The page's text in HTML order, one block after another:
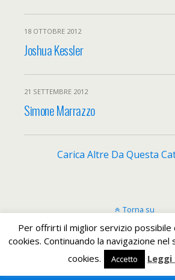
18 OTTOBRE 2012
Joshua Kessler
21 SETTEMBRE 2012
Simone Marrazzo
Carica Altre Da Questa
Torna su
Dispositivo Portatile Pc
Per offrirti il miglior servizio
cookies. Continuando la navigazione
cookies.
Accetto